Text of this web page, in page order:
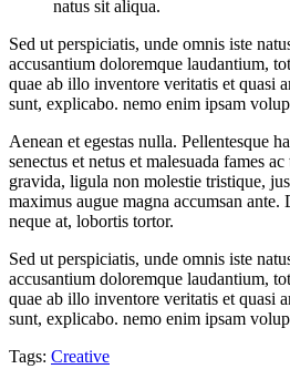
natus sit aliqua.
Sed ut perspiciatis, unde omnis iste
accusantium doloremque laudantium,
quae ab illo inventore veritatis et quasi
sunt, explicabo. nemo enim ipsam
Aenean et egestas nulla. Pellentesque
senectus et netus et malesuada fames
gravida, ligula non molestie tristique,
maximus augue magna accumsan
neque at, lobortis tortor.
Sed ut perspiciatis, unde omnis iste
accusantium doloremque laudantium,
quae ab illo inventore veritatis et quasi
sunt, explicabo. nemo enim ipsam
Tags: Creative